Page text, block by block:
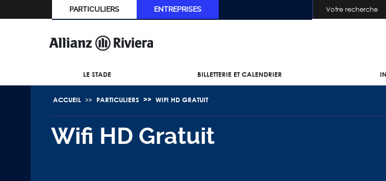
Aller au
PARTICULIERS ENTREPRISES
LE STADE BILLETTERIE ET CALENDRIER
ACCUEIL PARTICULIERS WIFI HD GRATUIT
Wifi HD Gratuit